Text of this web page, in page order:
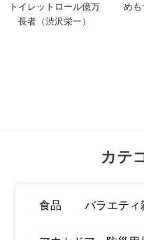
トイレットロール億万
長者（渋沢栄一）
めも
カテ
食品 バラエティ